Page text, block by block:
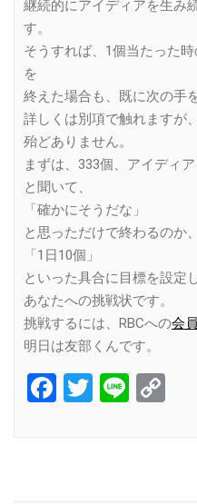
継続的にアイディアを生み
す。
そうすれば、1個当たった
を
終えた場合も、既に次の手
詳しくは別項で触れますが
殆どありません。
まずは、333個、アイディ
と聞いて、
「確かにそうだな」
と思っただけで終わるのか、
「1日10個」
といった具合に目標を設定
あなたへの挑戦状です。
挑戦するには、RBCへの会
明日は友部くんです。
Facebook
Twitter
Line